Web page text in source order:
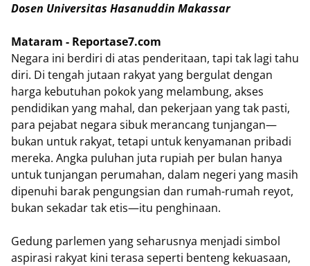
Dosen Universitas Hasanuddin Makassar
Mataram - Reportase7.com
Negara ini berdiri di atas penderitaan, tapi tak lagi tahu
diri. Di tengah jutaan rakyat yang bergulat dengan
harga kebutuhan pokok yang melambung, akses
pendidikan yang mahal, dan pekerjaan yang tak pasti,
para pejabat negara sibuk merancang tunjangan—
bukan untuk rakyat, tetapi untuk kenyamanan pribadi
mereka. Angka puluhan juta rupiah per bulan hanya
untuk tunjangan perumahan, dalam negeri yang masih
dipenuhi barak pengungsian dan rumah-rumah reyot,
bukan sekadar tak etis—itu penghinaan.
Gedung parlemen yang seharusnya menjadi simbol
aspirasi rakyat kini terasa seperti benteng kekuasaan,